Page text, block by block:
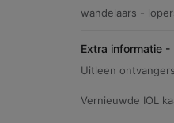
wandelaars -
Extra informatie
Uitleen
Vernieuwde IOL